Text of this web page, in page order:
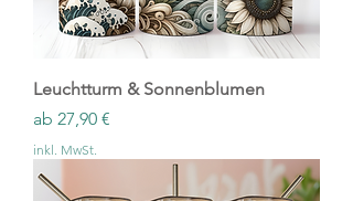
Leuchtturm & Sonnenblumen
ab 27,90 €
Sale-Preis
inkl. MwSt.